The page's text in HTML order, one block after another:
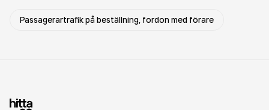
Passagerartrafik på beställning, fordon med förare